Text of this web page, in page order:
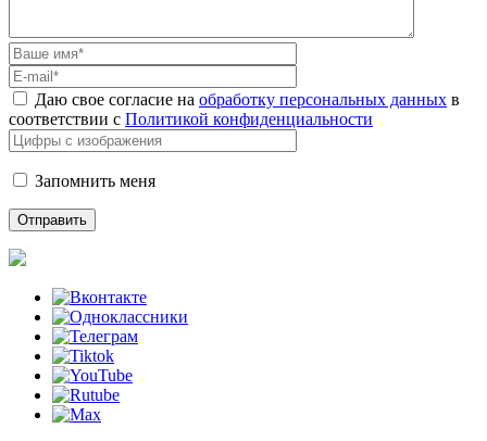
Даю свое согласие на обработку персональных данных в
соответствии с Политикой конфиденциальности
Запомнить меня